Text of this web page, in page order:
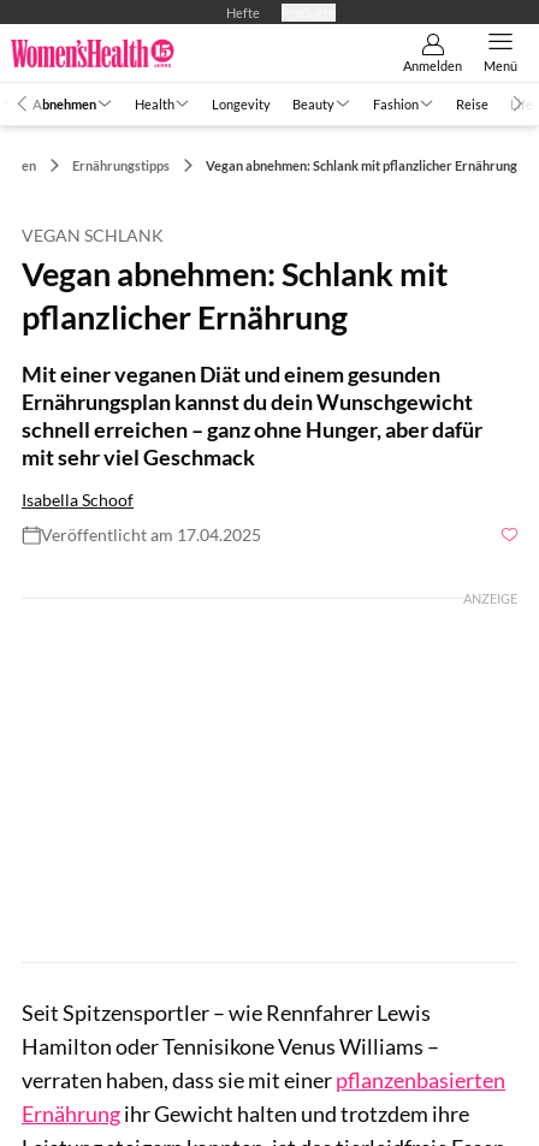
Hefte
Anmelden Menü
Abnehmen Health Longevity Beauty Fashion Reise Life
Ernährungstipps Vegan abnehmen: Schlank mit pflanzlicher Ernährung
VEGAN SCHLANK
Vegan abnehmen: Schlank mit
pflanzlicher Ernährung
Mit einer veganen Diät und einem gesunden
Ernährungsplan kannst du dein Wunschgewicht
schnell erreichen – ganz ohne Hunger, aber dafür
mit sehr viel Geschmack
Isabella Schoof
Veröffentlicht am 17.04.2025
ANZEIGE
Seit Spitzensportler – wie Rennfahrer Lewis
Hamilton oder Tennisikone Venus Williams –
verraten haben, dass sie mit einerpflanzenbasierten
Ernährungihr Gewicht halten und trotzdem ihre